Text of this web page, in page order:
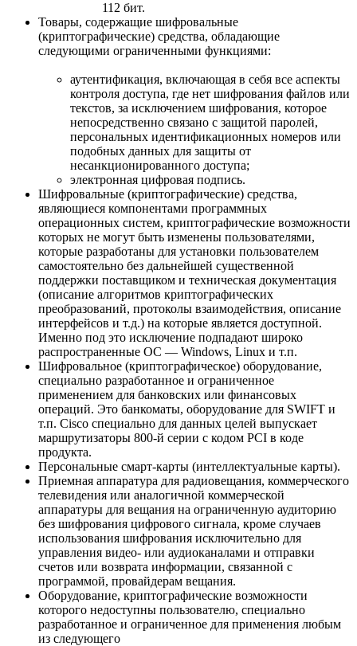
112 бит.
Товары, содержащие шифровальные
(криптографические) средства, обладающие
следующими ограниченными функциями:
аутентификация, включающая в себя все аспекты
контроля доступа, где нет шифрования файлов или
текстов, за исключением шифрования, которое
непосредственно связано с защитой паролей,
персональных идентификационных номеров или
подобных данных для защиты от
несанкционированного доступа;
электронная цифровая подпись.
Шифровальные (криптографические) средства,
являющиеся компонентами программных
операционных систем, криптографические возможности
которых не могут быть изменены пользователями,
которые разработаны для установки пользователем
самостоятельно без дальнейшей существенной
поддержки поставщиком и техническая документация
(описание алгоритмов криптографических
преобразований, протоколы взаимодействия, описание
интерфейсов и т.д.) на которые является доступной.
Именно под это исключение подпадают широко
распространенные ОС — Windows, Linux и т.п.
Шифровальное (криптографическое) оборудование,
специально разработанное и ограниченное
применением для банковских или финансовых
операций. Это банкоматы, оборудование для SWIFT и
т.п. Cisco специально для данных целей выпускает
маршрутизаторы 800-й серии с кодом PCI в коде
продукта.
Персональные смарт-карты (интеллектуальные карты).
Приемная аппаратура для радиовещания, коммерческого
телевидения или аналогичной коммерческой
аппаратуры для вещания на ограниченную аудиторию
без шифрования цифрового сигнала, кроме случаев
использования шифрования исключительно для
управления видео- или аудиоканалами и отправки
счетов или возврата информации, связанной с
программой, провайдерам вещания.
Оборудование, криптографические возможности
которого недоступны пользователю, специально
разработанное и ограниченное для применения любым
из следующего